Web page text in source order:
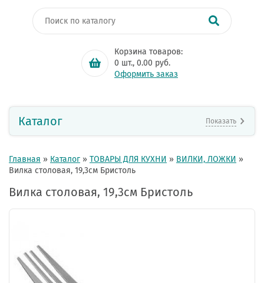
Корзина товаров:
0 шт., 0.00 руб.
Оформить заказ
Каталог Показать
Главная » Каталог » ТОВАРЫ ДЛЯ КУХНИ » ВИЛКИ, ЛОЖКИ »
Вилка столовая, 19,3см Бристоль
Вилка столовая, 19,3см Бристоль